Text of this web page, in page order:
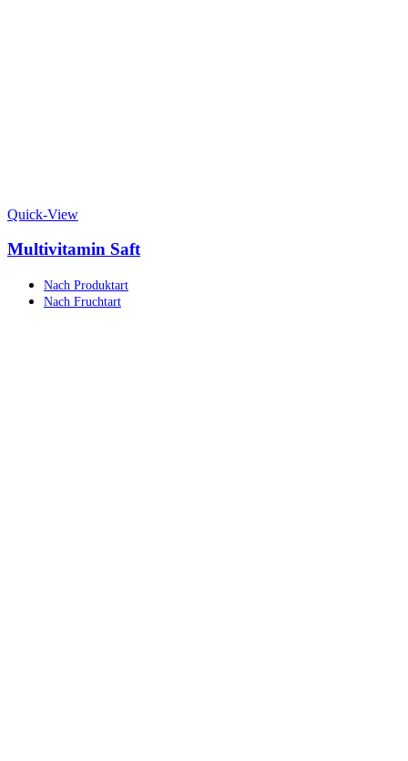
Quick-View
Multivitamin Saft
Nach Produktart
Nach Fruchtart